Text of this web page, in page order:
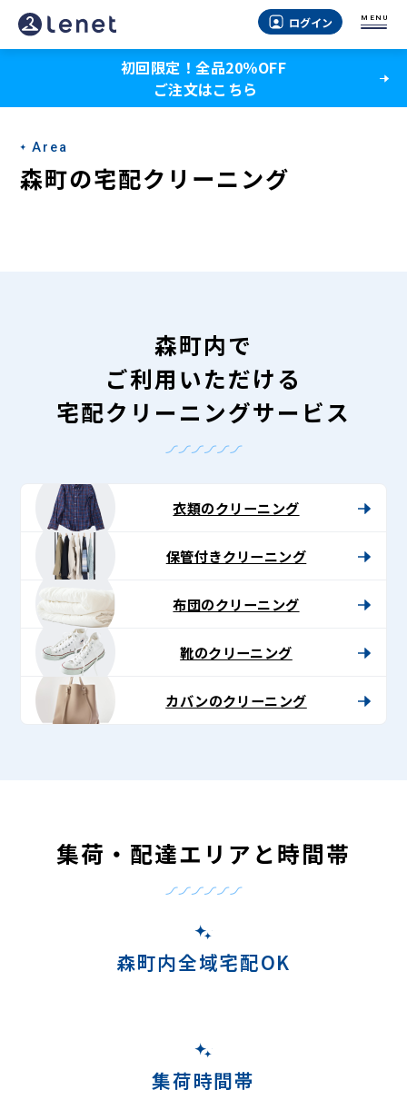
森
町
宅
配
ク
Lenet〈リ
ログイン MENU
初回限定！全品20％OFF
ご注文はこちら
Area
森町の宅配クリーニング
森町内で
ご利用いただける
宅配クリーニングサービス
衣類のクリーニング
保管付きクリーニング
布団のクリーニング
靴のクリーニング
カバンのクリーニング
集荷・配達エリアと時間帯
森町内全域宅配OK
集荷時間帯